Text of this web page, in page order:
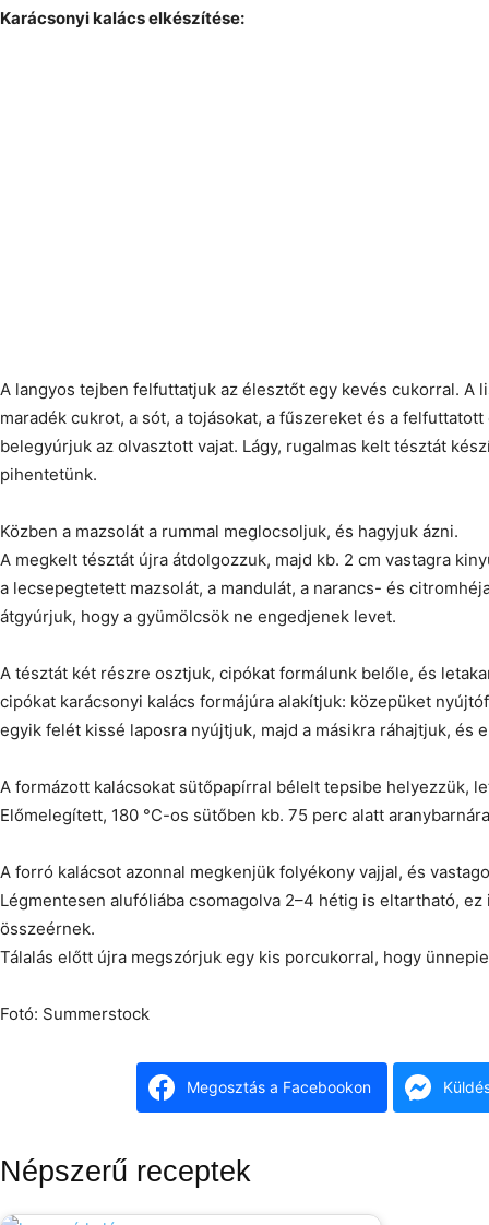
Karácsonyi kalács elkészítése:
A langyos tejben felfuttatjuk az élesztőt egy kevés cukorral. A
maradék cukrot, a sót, a tojásokat, a fűszereket és a
belegyúrjuk az olvasztott vajat. Lágy, rugalmas kelt tésztát
pihentetünk.
Közben a mazsolát a rummal meglocsoljuk, és hagyjuk ázni.
A megkelt tésztát újra átdolgozzuk, majd kb. 2 cm vastagra
a lecsepegtetett mazsolát, a mandulát, a narancs- és
átgyúrjuk, hogy a gyümölcsök ne engedjenek levet.
A tésztát két részre osztjuk, cipókat formálunk belőle, és
cipókat karácsonyi kalács formájúra alakítjuk: közepüket
egyik felét kissé laposra nyújtjuk, majd a másikra ráhajtjuk, és
A formázott kalácsokat sütőpapírral bélelt tepsibe helyezzük,
Előmelegített, 180 °C-os sütőben kb. 75 perc alatt
A forró kalácsot azonnal megkenjük folyékony vajjal, és
Légmentesen alufóliába csomagolva 2–4 hétig is eltartható,
összeérnek.
Tálalás előtt újra megszórjuk egy kis porcukorral, hogy
Fotó: Summerstock
Megosztás a Facebookon
Népszerű receptek